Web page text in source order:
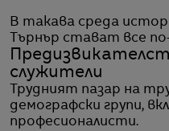
В такава среда
Търнър стават все
служители
Трудният пазар на
демографски групи,
професионалисти.